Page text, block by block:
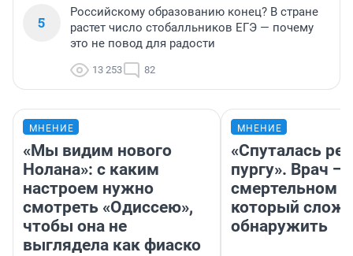
5
Российскому образованию конец? В стране
растет число стобалльников ЕГЭ — почему
это не повод для радости
13 253 82
МНЕНИЕ
«Мы видим нового
Нолана»: с каким
настроем нужно
смотреть «Одиссею»,
чтобы она не
выглядела как фиаско
МНЕНИЕ
«Спуталась
пургу». Врач —
смертельном
который
обнаружить